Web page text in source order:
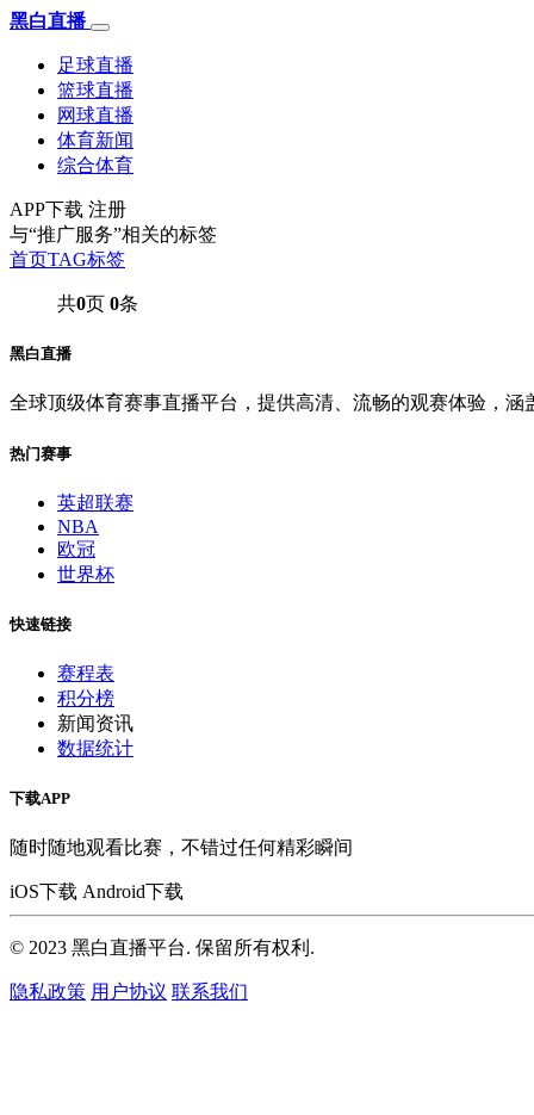
黑白直播
足球直播
篮球直播
网球直播
体育新闻
综合体育
APP下载 注册
与“推广服务”相关的标签
首页TAG标签
共0页 0条
黑白直播
全球顶级体育赛事直播平台，提供高清、流畅的观赛体验，
热门赛事
英超联赛
NBA
欧冠
世界杯
快速链接
赛程表
积分榜
新闻资讯
数据统计
下载APP
随时随地观看比赛，不错过任何精彩瞬间
iOS下载 Android下载
© 2023 黑白直播平台. 保留所有权利.
隐私政策 用户协议 联系我们